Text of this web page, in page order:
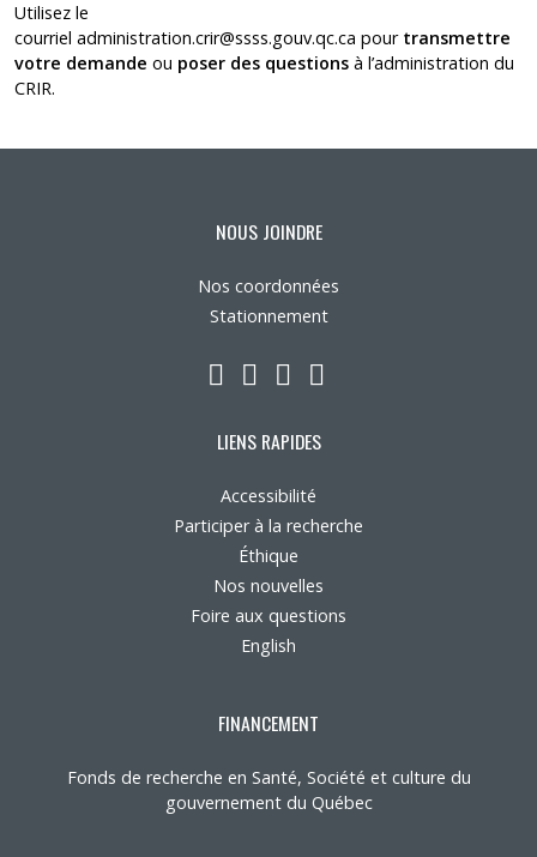
Utilisez le
courriel administration.crir@ssss.gouv.qc.ca pour transmettre
votre demande ou poser des questions à l’administration du
CRIR.
NOUS JOINDRE
Nos coordonnées
Stationnement
LinkedIn
YouTube
Twitter
LIENS RAPIDES
Accessibilité
Participer à la recherche
Éthique
Nos nouvelles
Foire aux questions
English
FINANCEMENT
Fonds de recherche en Santé, Société et culture du
gouvernement du Québec